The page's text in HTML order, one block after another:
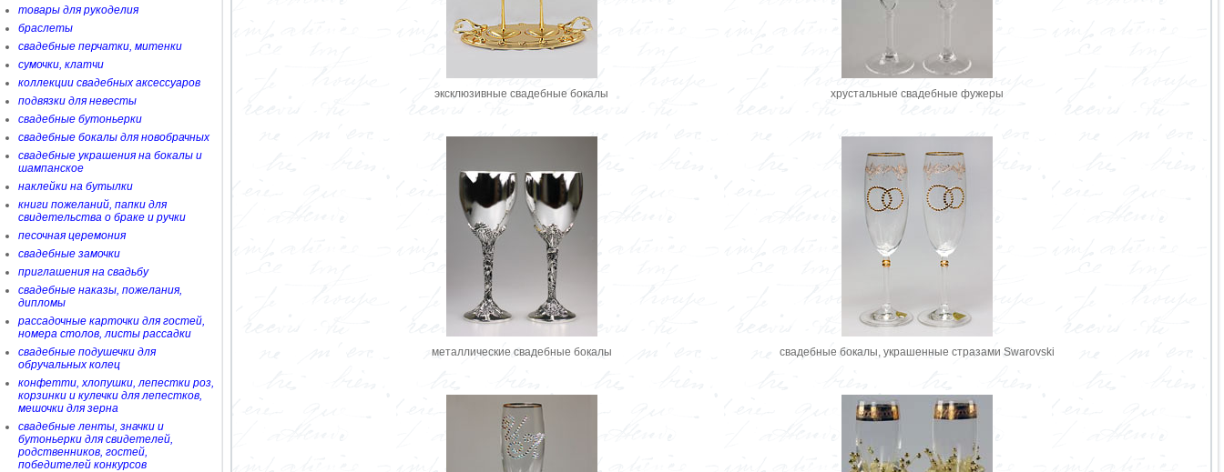
товары для рукоделия
браслеты
свадебные перчатки, митенки
сумочки, клатчи
коллекции свадебных аксессуаров
подвязки для невесты
свадебные бутоньерки
свадебные бокалы для новобрачных
свадебные украшения на бокалы и
шампанское
наклейки на бутылки
книги пожеланий, папки для
свидетельства о браке и ручки
песочная церемония
свадебные замочки
приглашения на свадьбу
свадебные наказы, пожелания,
дипломы
рассадочные карточки для гостей,
номера столов, листы рассадки
свадебные подушечки для
обручальных колец
конфетти, хлопушки, лепестки роз,
корзинки и кулечки для лепестков,
мешочки для зерна
свадебные ленты, значки и
бутоньерки для свидетелей,
родственников, гостей,
победителей конкурсов
эксклюзивные свадебные бокалы хрустальные свадебные фужеры
металлические свадебные бокалы свадебные бокалы, украшенные стразами Swarovski